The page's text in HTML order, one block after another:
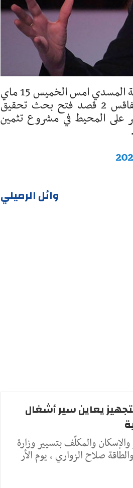
«الشروق»-مكتب صفاقس: تقدّمت النائبة بمجلس نواب الشعب فاطمة المسدي امس الخميس 15 ماي
2025 بشكاية جزائيّة لدى وكيل الجمهورية بالمحكمة الابتدائية بصفاقس 2 قصد فتح بحث تحقيق
على المحيط في مشروع تثمين
وائل الرميلي
يعاين سير أشغال
والمكلّف بتسيير وزارة
صلاح الزواري ، يوم الأر